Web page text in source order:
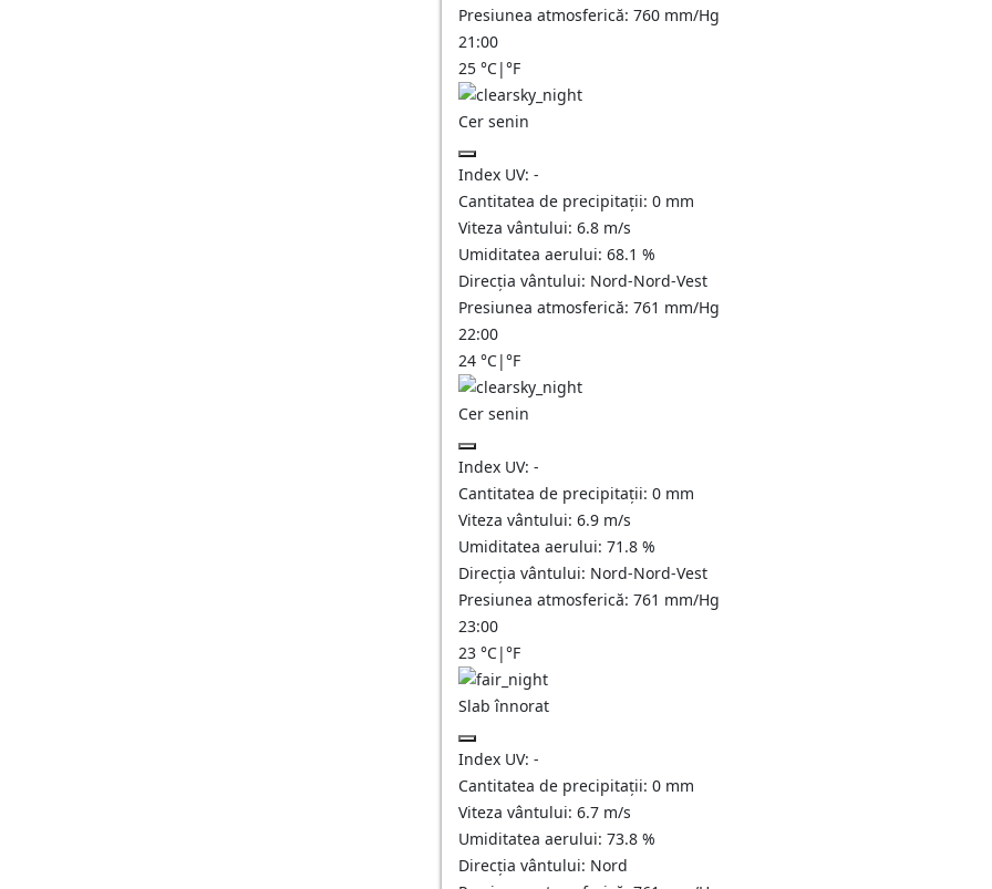
Presiunea atmosferică: 760 mm/Hg
21:00
25 °C|°F
Cer senin
Index UV: -
Cantitatea de precipitații: 0 mm
Viteza vântului: 6.8 m/s
Umiditatea aerului: 68.1 %
Direcția vântului: Nord-Nord-Vest
Presiunea atmosferică: 761 mm/Hg
22:00
24 °C|°F
Cer senin
Index UV: -
Cantitatea de precipitații: 0 mm
Viteza vântului: 6.9 m/s
Umiditatea aerului: 71.8 %
Direcția vântului: Nord-Nord-Vest
Presiunea atmosferică: 761 mm/Hg
23:00
23 °C|°F
Slab înnorat
Index UV: -
Cantitatea de precipitații: 0 mm
Viteza vântului: 6.7 m/s
Umiditatea aerului: 73.8 %
Direcția vântului: Nord